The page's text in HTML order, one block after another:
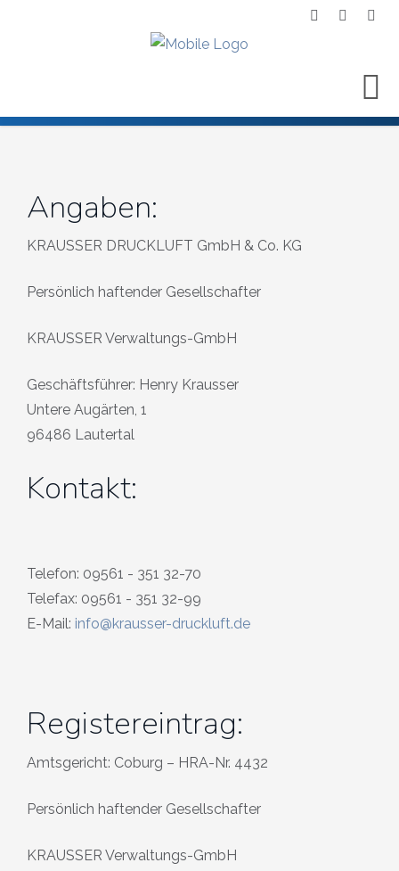
Angaben:
KRAUSSER DRUCKLUFT GmbH & Co. KG
Persönlich haftender Gesellschafter
KRAUSSER Verwaltungs-GmbH
Geschäftsführer: Henry Krausser
Untere Augärten, 1
96486 Lautertal
Kontakt:
Telefon: 09561 - 351 32-70
Telefax: 09561 - 351 32-99
E-Mail: info@krausser-druckluft.de
Registereintrag:
Amtsgericht: Coburg – HRA-Nr. 4432
Persönlich haftender Gesellschafter
KRAUSSER Verwaltungs-GmbH